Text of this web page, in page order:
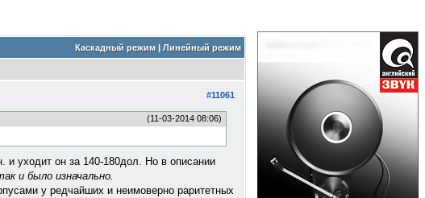
Каскадный режим| Линейный режим
#11061
(11-03-2014 08:06)
и уходит он за 140-180дол. Но в описании
и было изначально.
у редчайших и неимоверно раритетных